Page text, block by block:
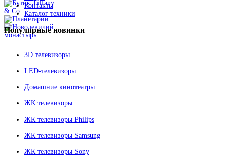
Контакты
Каталог техники
Популярныеновинки
3D телевизоры
LED-телевизоры
Домашние кинотеатры
ЖК телевизоры
ЖК телевизоры Philips
ЖК телевизоры Samsung
ЖК телевизоры Sony